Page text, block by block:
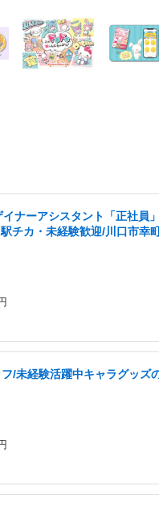
ナーアシスタント「正社員」
チカ・未経験歓迎/川口市幸
/未経験活躍中キャラグッズ